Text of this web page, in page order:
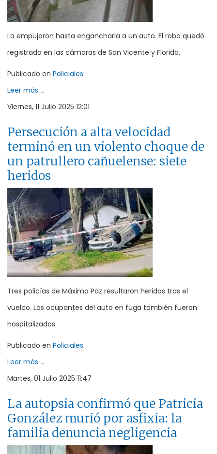
La empujaron hasta engancharla a un auto. El robo quedó
registrado en las cámaras de San Vicente y Florida.
Publicado en Policiales
Leer más ...
Viernes, 11 Julio 2025 12:01
Persecución a alta velocidad
terminó en un violento choque de
un patrullero cañuelense: siete
heridos
Tres policías de Máximo Paz resultaron heridos tras el
vuelco. Los ocupantes del auto en fuga también fueron
hospitalizados.
Publicado en Policiales
Leer más ...
Martes, 01 Julio 2025 11:47
La autopsia confirmó que Patricia
González murió por asfixia: la
familia denuncia negligencia